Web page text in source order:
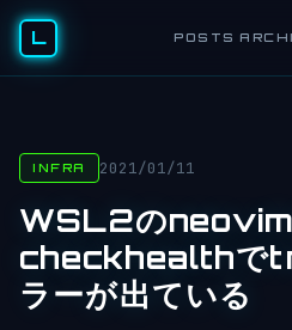
L POSTS
INFRA 2021/01/11
WSL2の
checkhealthで
ラーが出ている